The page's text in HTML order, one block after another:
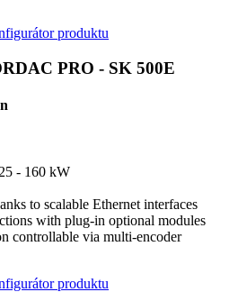
produktu
PRO - SK 500E
- 160 kW
to scalable Ethernet interfaces
with plug-in optional modules
controllable via multi-encoder
produktu